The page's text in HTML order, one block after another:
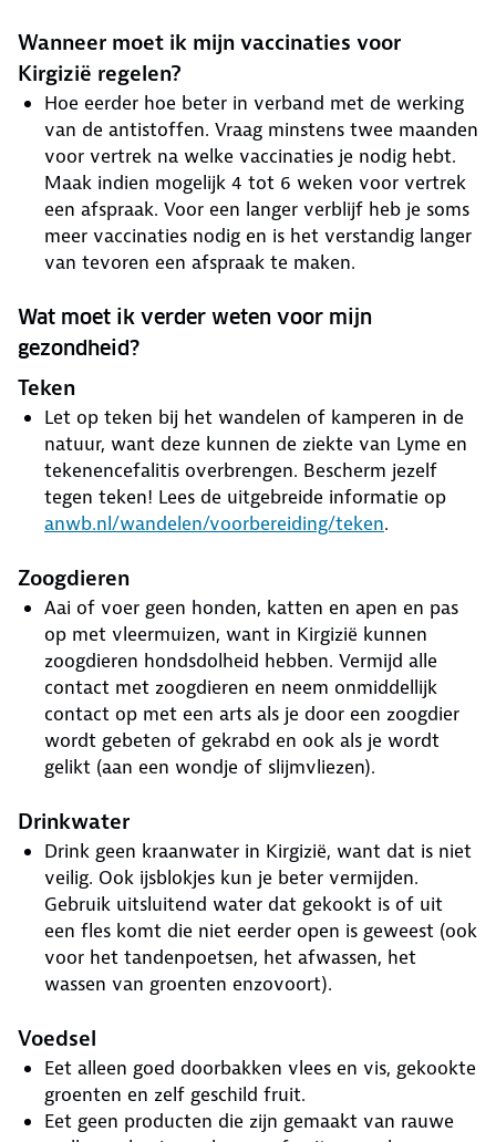
Wanneer moet ik mijn vaccinaties voor
Kirgizië regelen?
Hoe eerder hoe beter in verband met de werking
van de antistoffen. Vraag minstens twee maanden
voor vertrek na welke vaccinaties je nodig hebt.
Maak indien mogelijk 4 tot 6 weken voor vertrek
een afspraak. Voor een langer verblijf heb je soms
meer vaccinaties nodig en is het verstandig langer
van tevoren een afspraak te maken.
Wat moet ik verder weten voor mijn
gezondheid?
Teken
Let op teken bij het wandelen of kamperen in de
natuur, want deze kunnen de ziekte van Lyme en
tekenencefalitis overbrengen. Bescherm jezelf
tegen teken! Lees de uitgebreide informatie op
anwb.nl/wandelen/voorbereiding/teken.
Zoogdieren
Aai of voer geen honden, katten en apen en pas
op met vleermuizen, want in Kirgizië kunnen
zoogdieren hondsdolheid hebben. Vermijd alle
contact met zoogdieren en neem onmiddellijk
contact op met een arts als je door een zoogdier
wordt gebeten of gekrabd en ook als je wordt
gelikt (aan een wondje of slijmvliezen).
Drinkwater
Drink geen kraanwater in Kirgizië, want dat is niet
veilig. Ook ijsblokjes kun je beter vermijden.
Gebruik uitsluitend water dat gekookt is of uit
een fles komt die niet eerder open is geweest (ook
voor het tandenpoetsen, het afwassen, het
wassen van groenten enzovoort).
Voedsel
Eet alleen goed doorbakken vlees en vis, gekookte
groenten en zelf geschild fruit.
Eet geen producten die zijn gemaakt van rauwe